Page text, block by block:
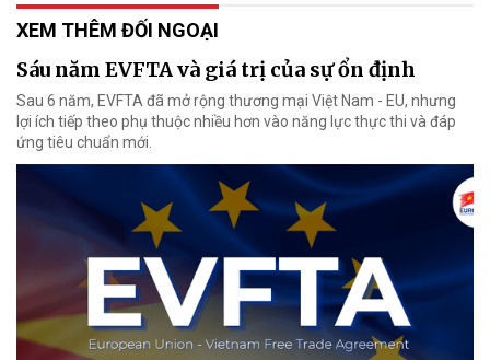
XEM THÊM ĐỐI NGOẠI
Sáu năm EVFTA và giá trị của sự ổn định
Sau 6 năm, EVFTA đã mở rộng thương mại Việt Nam - EU, nhưng
lợi ích tiếp theo phụ thuộc nhiều hơn vào năng lực thực thi và đáp
ứng tiêu chuẩn mới.